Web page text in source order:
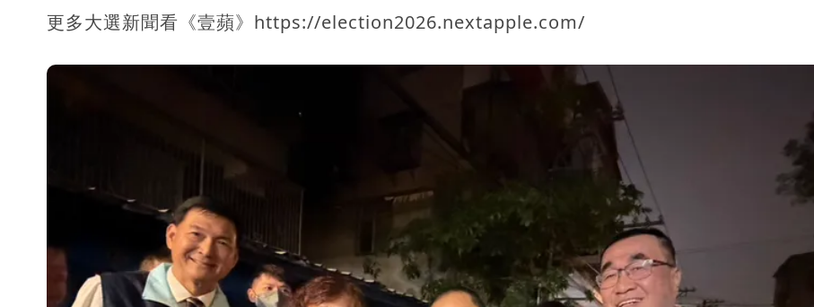
更多大選新聞看《壹蘋》https://election2026.nextapple.com/